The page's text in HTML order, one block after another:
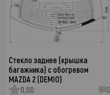
Стекло заднее (крышка
багажника) с обогревом
MAZDA 2 (DEMIO)
0,00
0